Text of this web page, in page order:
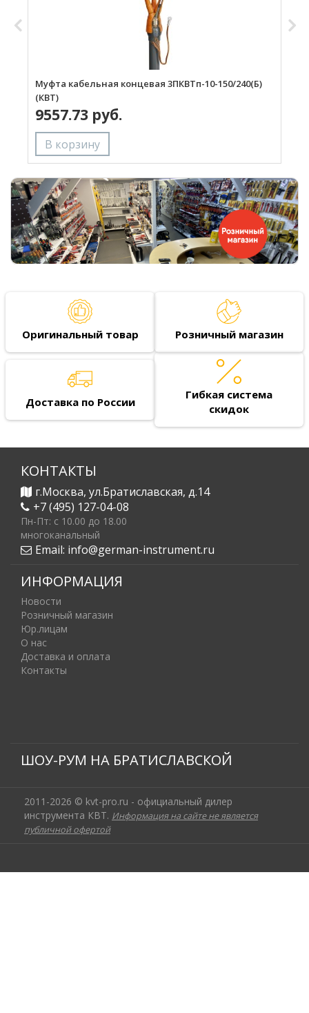
Муфта кабельная концевая 3ПКВТп-10-150/240(Б)
(КВТ)
9557.73 руб.
Оригинальный товар Розничный магазин
Доставка по России
Гибкая система
скидок
КОНТАКТЫ
г.Москва, ул.Братиславская, д.14
+7 (495) 127-04-08
Пн-Пт: c 10.00 до 18.00
многоканальный
Email: info@german-instrument.ru
ИНФОРМАЦИЯ
Новости
Розничный магазин
Юр.лицам
О нас
Доставка и оплата
Контакты
ШОУ-РУМ НА БРАТИСЛАВСКОЙ
2011-2026 © kvt-pro.ru - официальный дилер
инструмента КВТ. Информация на сайте не является
публичной офертой